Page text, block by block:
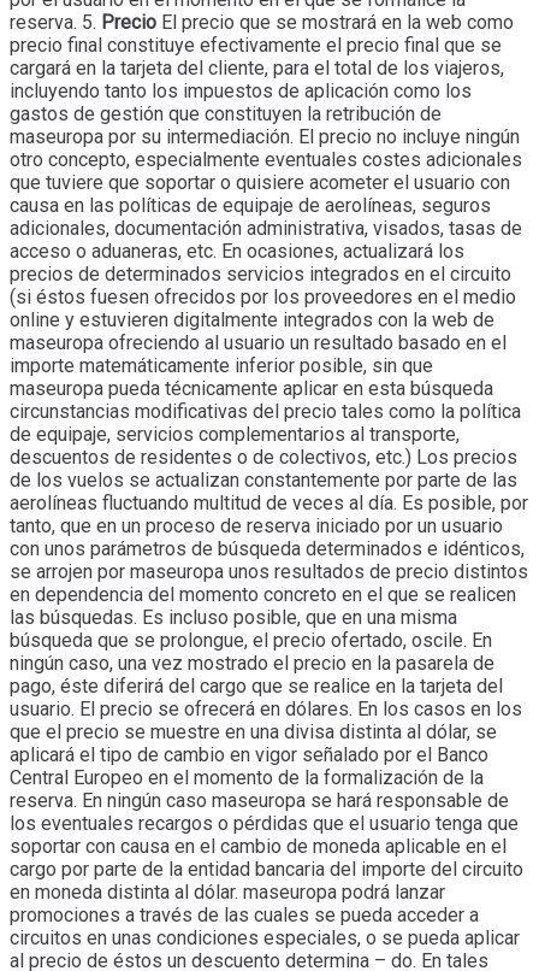
reserva. 5. Precio El precio que se mostrará en la web como
precio final constituye efectivamente el precio final que se
cargará en la tarjeta del cliente, para el total de los viajeros,
incluyendo tanto los impuestos de aplicación como los
gastos de gestión que constituyen la retribución de
maseuropa por su intermediación. El precio no incluye ningún
otro concepto, especialmente eventuales costes adicionales
que tuviere que soportar o quisiere acometer el usuario con
causa en las políticas de equipaje de aerolíneas, seguros
adicionales, documentación administrativa, visados, tasas de
acceso o aduaneras, etc. En ocasiones, actualizará los
precios de determinados servicios integrados en el circuito
(si éstos fuesen ofrecidos por los proveedores en el medio
online y estuvieren digitalmente integrados con la web de
maseuropa ofreciendo al usuario un resultado basado en el
importe matemáticamente inferior posible, sin que
maseuropa pueda técnicamente aplicar en esta búsqueda
circunstancias modificativas del precio tales como la política
de equipaje, servicios complementarios al transporte,
descuentos de residentes o de colectivos, etc.) Los precios
de los vuelos se actualizan constantemente por parte de las
aerolíneas fluctuando multitud de veces al día. Es posible, por
tanto, que en un proceso de reserva iniciado por un usuario
con unos parámetros de búsqueda determinados e idénticos,
se arrojen por maseuropa unos resultados de precio distintos
en dependencia del momento concreto en el que se realicen
las búsquedas. Es incluso posible, que en una misma
búsqueda que se prolongue, el precio ofertado, oscile. En
ningún caso, una vez mostrado el precio en la pasarela de
pago, éste diferirá del cargo que se realice en la tarjeta del
usuario. El precio se ofrecerá en dólares. En los casos en los
que el precio se muestre en una divisa distinta al dólar, se
aplicará el tipo de cambio en vigor señalado por el Banco
Central Europeo en el momento de la formalización de la
reserva. En ningún caso maseuropa se hará responsable de
los eventuales recargos o pérdidas que el usuario tenga que
soportar con causa en el cambio de moneda aplicable en el
cargo por parte de la entidad bancaria del importe del circuito
en moneda distinta al dólar. maseuropa podrá lanzar
promociones a través de las cuales se pueda acceder a
circuitos en unas condiciones especiales, o se pueda aplicar
al precio de éstos un descuento determina – do. En tales